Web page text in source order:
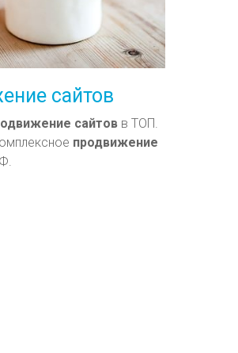
сайтов
сайтов в ТОП.
продвижение